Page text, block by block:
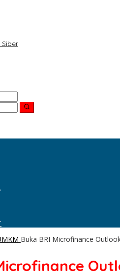
Buka BRI Microfinance